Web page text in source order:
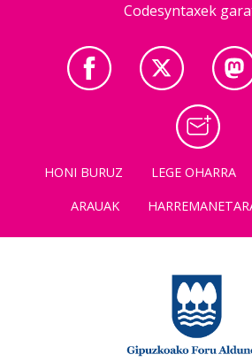
Codesyntaxek
HONI BURUZ LEGE OHARRA
ARAUAK